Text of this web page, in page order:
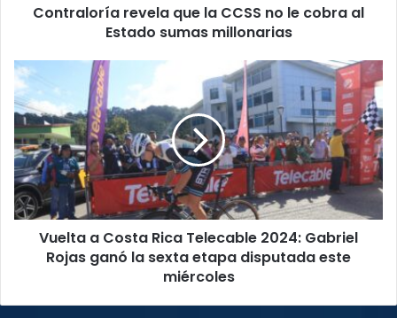
Estado
Contraloría revela que la CCSS no le cobra al
Estado sumas millonarias
Vuelta
a
Costa
Rica
Telecable
2024:
Gabriel
Rojas
ganó
este
Vuelta a Costa Rica Telecable 2024: Gabriel
Rojas ganó la sexta etapa disputada este
miércoles